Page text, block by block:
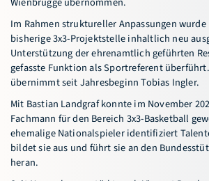
Im Rahmen struktureller Anpassungen
bisherige 3x3-Projektstelle inhaltlich neu
Unterstützung der ehrenamtlich geführten
gefasste Funktion als Sportreferent
übernimmt seit Jahresbeginn Tobias Ingler.
Mit Bastian Landgraf konnte im November
Fachmann für den Bereich 3x3-Basketball
ehemalige Nationalspieler identifiziert
bildet sie aus und führt sie an den
heran.